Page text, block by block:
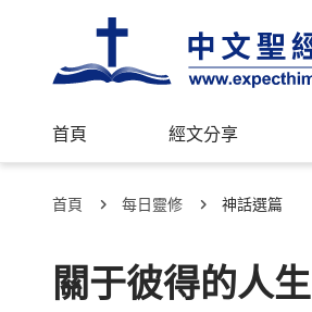
首頁 經文分享
首頁 每日靈修 神話選篇
關于彼得的人生